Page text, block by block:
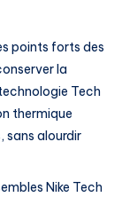
points forts des
la
Tech
thermique
sans alourdir
Nike Tech